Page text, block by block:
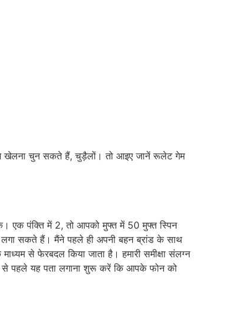
खेलना चुन सकते हैं, चुड़ैलों। तो आइए जानें रूलेट गेम
एक पंक्ति में 2, तो आपको मुफ्त में 50 मुफ्त स्पिन
लगा सकते हैं। मैंने पहले ही अपनी बहन ब्रांड के साथ
से फेरबदल किया जाता है। हमारी समीक्षा संलग्न
से पहले यह पता लगाना शुरू करें कि आपके फोन को